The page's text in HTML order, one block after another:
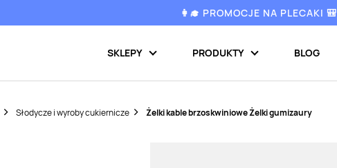
👩‍🎓 PROMOCJE NA PLECAKI 🎒
SKLEPY PRODUKTY BLOG
Słodycze i wyroby cukiernicze Żelki kable brzoskwiniowe Żelki gumizaury